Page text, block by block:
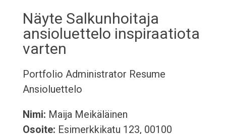
Näyte Salkunhoitaja
ansioluettelo inspiraatiota
varten
Portfolio Administrator Resume
Ansioluettelo
Nimi: Maija Meikäläinen
Osoite: Esimerkkikatu 123, 00100